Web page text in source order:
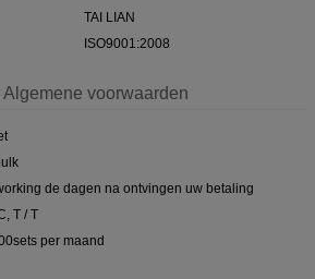
TAI LIAN
ISO9001:2008
voorwaarden
de dagen na ontvingen uw betaling
T / T
per maand